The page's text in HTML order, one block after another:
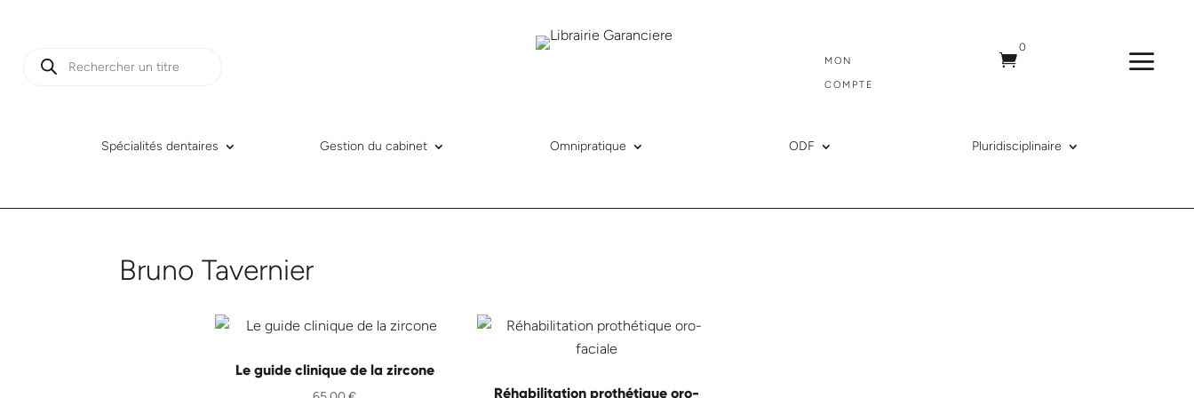
Recherche
MON
COMPTE

0 a
Spécialités dentaires Gestion du cabinet Omnipratique ODF Pluridisciplinaire
Bruno Tavernier
Le guide clinique de la zircone
Réhabilitation prothétique oro-